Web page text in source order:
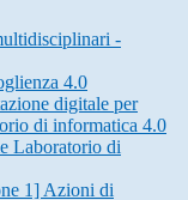
-
4.0
digitale per
di informatica 4.0
Laboratorio di
1] Azioni di